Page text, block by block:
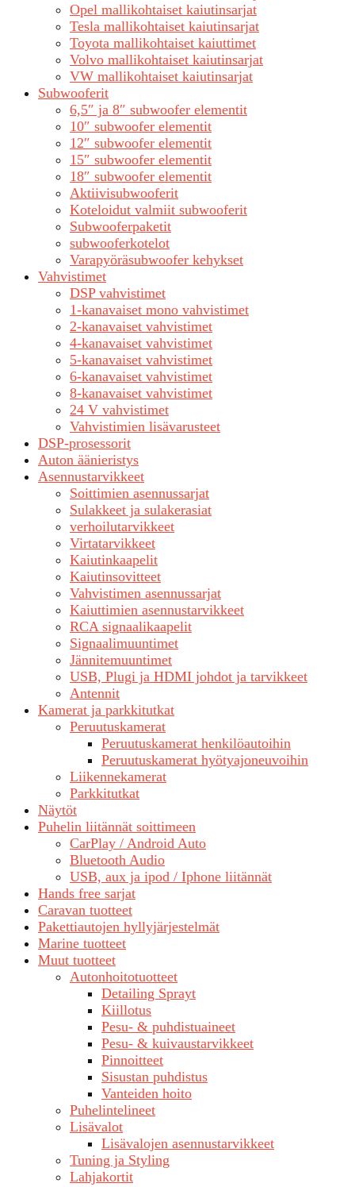
Opel mallikohtaiset kaiutinsarjat
Tesla mallikohtaiset kaiutinsarjat
Toyota mallikohtaiset kaiuttimet
Volvo mallikohtaiset kaiutinsarjat
VW mallikohtaiset kaiutinsarjat
Subwooferit
6,5″ ja 8″ subwoofer elementit
10″ subwoofer elementit
12″ subwoofer elementit
15″ subwoofer elementit
18″ subwoofer elementit
Aktiivisubwooferit
Koteloidut valmiit subwooferit
Subwooferpaketit
subwooferkotelot
Varapyöräsubwoofer kehykset
Vahvistimet
DSP vahvistimet
1-kanavaiset mono vahvistimet
2-kanavaiset vahvistimet
4-kanavaiset vahvistimet
5-kanavaiset vahvistimet
6-kanavaiset vahvistimet
8-kanavaiset vahvistimet
24 V vahvistimet
Vahvistimien lisävarusteet
DSP-prosessorit
Auton äänieristys
Asennustarvikkeet
Soittimien asennussarjat
Sulakkeet ja sulakerasiat
verhoilutarvikkeet
Virtatarvikkeet
Kaiutinkaapelit
Kaiutinsovitteet
Vahvistimen asennussarjat
Kaiuttimien asennustarvikkeet
RCA signaalikaapelit
Signaalimuuntimet
Jännitemuuntimet
USB, Plugi ja HDMI johdot ja tarvikkeet
Antennit
Kamerat ja parkkitutkat
Peruutuskamerat
Peruutuskamerat henkilöautoihin
Peruutuskamerat hyötyajoneuvoihin
Liikennekamerat
Parkkitutkat
Näytöt
Puhelin liitännät soittimeen
CarPlay / Android Auto
Bluetooth Audio
USB, aux ja ipod / Iphone liitännät
Hands free sarjat
Caravan tuotteet
Pakettiautojen hyllyjärjestelmät
Marine tuotteet
Muut tuotteet
Autonhoitotuotteet
Detailing Sprayt
Kiillotus
Pesu- & puhdistuaineet
Pesu- & kuivaustarvikkeet
Pinnoitteet
Sisustan puhdistus
Vanteiden hoito
Puhelintelineet
Lisävalot
Lisävalojen asennustarvikkeet
Tuning ja Styling
Lahjakortit